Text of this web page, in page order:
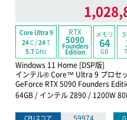
Core Ultra 9
24C /24T
5.7GHz
RTX
5090
Founders
Edition
メモリ
64
GB
Windows 11 Home [DSP版]
インテル® Core™ Ultra 9 プロセ
GeForce RTX 5090 Founders
64GB / インテル Z890 / 1200W
CPUスコア